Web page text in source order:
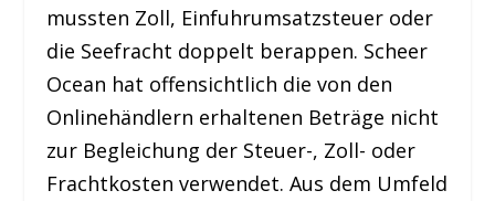
mussten Zoll, Einfuhrumsatzsteuer oder
die Seefracht doppelt berappen. Scheer
Ocean hat offensichtlich die von den
Onlinehändlern erhaltenen Beträge nicht
zur Begleichung der Steuer-, Zoll- oder
Frachtkosten verwendet. Aus dem Umfeld